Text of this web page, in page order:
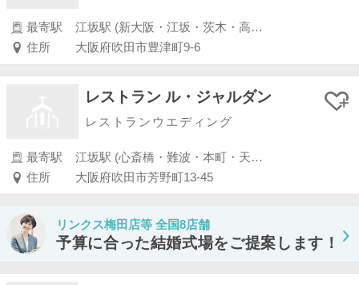
最寄駅
江坂駅 (新大阪・江坂・茨木・高槻)
住所
大阪府吹田市豊津町9-6
レストラン ル・ジャルダン
レストランウエディング
最寄駅
江坂駅 (心斎橋・難波・本町・天王寺・大阪港・東大阪)
住所
大阪府吹田市芳野町13-45
リンクス梅田店等 全国8店舗
予算に合った結婚式場をご提案します！